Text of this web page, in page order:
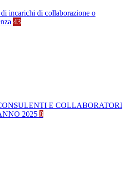
incarichi di collaborazione o
43
E COLLABORATORI
2025 8